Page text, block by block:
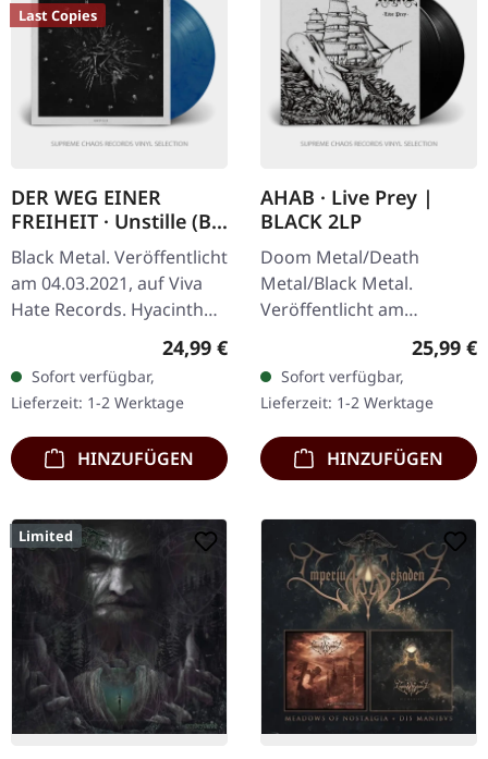
Last Copies
DER WEG EINER
FREIHEIT · Unstille (B-
Stock) |
CLEAR/RED/BLUE LP
Black Metal. Veröffentlicht
am 04.03.2021, auf Viva
Hate Records. Hyacinth
Transparent/Rot/Blau
marmoriertes Vinyl.
Limitiert auf 300
Exemplare.…
Regulärer Preis:
24,99 €
Sofort verfügbar,
Lieferzeit: 1-2 Werktage
HINZUFÜGEN
AHAB · Live Prey |
BLACK 2LP
Doom Metal/Death
Metal/Black Metal.
Veröffentlicht am
26.06.2020, auf Napalm
Records. Schwarzes Vinyl
im Gatefold-Cover mit
Etching auf der D-Seite.…
25,99 €
Sofort verfügbar,
Lieferzeit: 1-2 Werktage
HINZUFÜGEN
Limited